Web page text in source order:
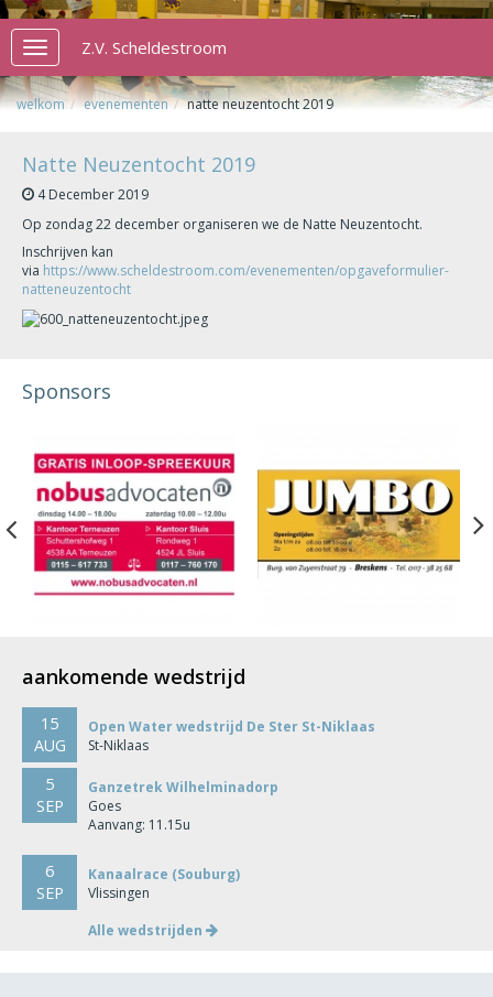
Toggle
navigation
Z.V. Scheldestroom
welkom evenementen natte neuzentocht 2019
Natte Neuzentocht 2019
4 December 2019
Op zondag 22 december organiseren we de Natte Neuzentocht.
Inschrijven kan
via https://www.scheldestroom.com/evenementen/opgaveformulier-
natteneuzentocht
Sponsors
Previous
aankomende wedstrijd
15
AUG
Open Water wedstrijd De Ster St-Niklaas
St-Niklaas
5
SEP
Ganzetrek Wilhelminadorp
Goes
Aanvang: 11.15u
6
SEP
Kanaalrace (Souburg)
Vlissingen
Alle wedstrijden